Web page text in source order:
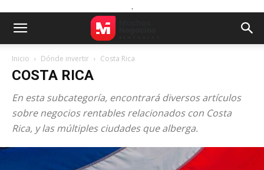
.
Inicio Dónde invertir Costa Rica
COSTA RICA
En esta subcategoría, encontrará diversos artículos
sobre negocios rentables relacionados con Costa
Rica, y las múltiples ciudades que alberga.